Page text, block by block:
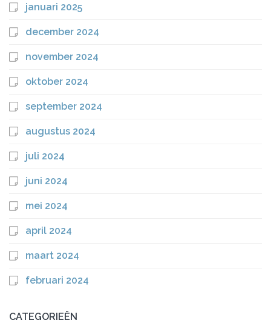
januari 2025
december 2024
november 2024
oktober 2024
september 2024
augustus 2024
juli 2024
juni 2024
mei 2024
april 2024
maart 2024
februari 2024
CATEGORIEËN